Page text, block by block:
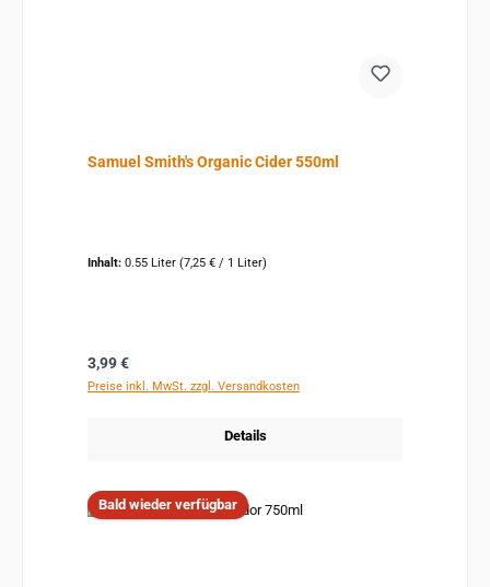
Samuel Smith's Organic Cider 550ml
Inhalt: 0.55 Liter (7,25 € / 1 Liter)
Regulärer Preis:
3,99 €
Preise inkl. MwSt. zzgl. Versandkosten
Details
Bald wieder verfügbar